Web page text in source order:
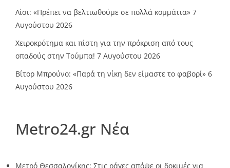
Λίσι: «Πρέπει να βελτιωθούμε σε πολλά κομμάτια» 7
Αυγούστου 2026
Χειροκρότημα και πίστη για την πρόκριση από τους
οπαδούς στην Τούμπα! 7 Αυγούστου 2026
Βίτορ Μπρούνο: «Παρά τη νίκη δεν είμαστε το φαβορί» 6
Αυγούστου 2026
Metro24.gr Νέα
Μετρό Θεσσαλονίκης: Στις ράγες απόψε οι δοκιμές για